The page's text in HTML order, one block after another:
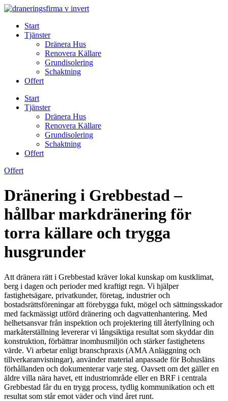
Skip
contentStart
Tjänster
Dränera Hus
Renovera Källare
Grundisolering
Schaktning
Offert
Start
Tjänster
Dränera Hus
Renovera Källare
Grundisolering
Schaktning
Offert
Offert
Dränering i Grebbestad –
hållbar markdränering för
torra källare och trygga
husgrunder
Att dränera rätt i Grebbestad kräver lokal kunskap om kustklimat,
berg i dagen och perioder med kraftigt regn. Vi hjälper
fastighetsägare, privatkunder, företag, industrier och
bostadsrättsföreningar att förebygga fukt, mögel och sättningsskador
med fackmässigt utförd dränering och dagvattenhantering. Med
helhetsansvar från inspektion och projektering till återfyllning och
markåterställning levererar vi långsiktiga resultat som skyddar din
konstruktion, förbättrar inomhusmiljön och stärker fastighetens
värde. Vi arbetar enligt branschpraxis (AMA Anläggning och
tillverkaranvisningar), använder material anpassade för Bohusläns
förhållanden och dokumenterar varje steg. Oavsett om det gäller en
äldre villa nära havet, ett industriområde eller en BRF i centrala
Grebbestad får du en trygg process, tydlig kommunikation och ett
resultat som står emot väder och vind året runt.